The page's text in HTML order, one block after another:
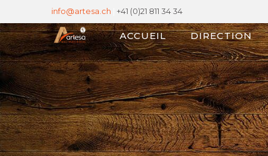
info@artesa.ch +41 (0)21 811 34 34
ACCUEIL DIRECTION